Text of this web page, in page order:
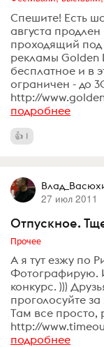
Спешите! Есть
августа
проходящий под
рекламы Golden
бесплатное и в
ограничен - до
http://
подробнее
1
27 июл 2011
Отпускное.
Прочее
А я тут езжу по
Фотографирую.
конкурс. )))
проголосуйте
Там все просто,
http://
подробнее